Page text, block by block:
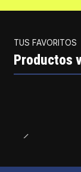
TUS FAVORITOS
Productos